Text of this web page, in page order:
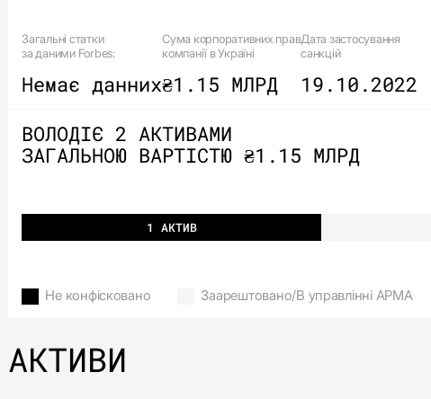
Загальні статки
за даними Forbes:
Немає данних
Сума корпоративних прав
компанії в Україні
₴1.15 МЛРД
Дата застосування
санкцій
19.10.2022
ВОЛОДІЄ 2 АКТИВАМИ
ЗАГАЛЬНОЮ ВАРТІСТЮ ₴1.15 МЛРД
1 АКТИВ
Не конфісковано Заарештовано/В управлінні АРМА
АКТИВИ